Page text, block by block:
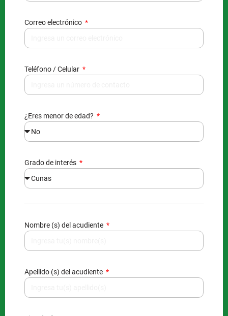
Correo electrónico
Teléfono / Celular
¿Eres menor de edad?
Grado de interés
Nombre (s) del acudiente
Apellido (s) del acudiente